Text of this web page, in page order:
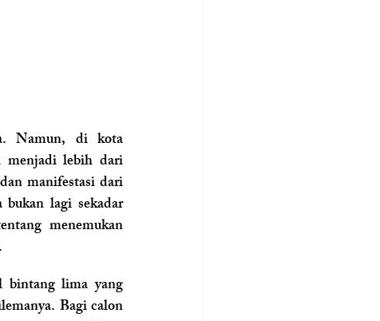
Namun, di kota
menjadi lebih dari
manifestasi dari
lagi sekadar
menemukan
bintang lima yang
Bagi calon